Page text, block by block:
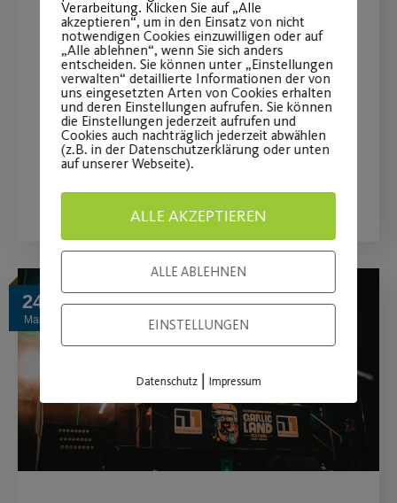
Hallenboccia Turnier am
18.06.2023
Spiel und Spaß im Team, Teilnahme
auch ohne Vorkenntnisse möglich.
24
Mai
Verarbeitung. Klicken Sie auf „Alle
akzeptieren“, um in den Einsatz von nicht
notwendigen Cookies einzuwilligen oder auf
„Alle ablehnen“, wenn Sie sich anders
entscheiden. Sie können unter „Einstellungen
verwalten“ detaillierte Informationen der von
uns eingesetzten Arten von Cookies erhalten
und deren Einstellungen aufrufen. Sie können
die Einstellungen jederzeit aufrufen und
Cookies auch nachträglich jederzeit abwählen
(z.B. in der Datenschutzerklärung oder unten
auf unserer Webseite).
ALLE AKZEPTIEREN
ALLE ABLEHNEN
EINSTELLUNGEN
Datenschutz| Impressum